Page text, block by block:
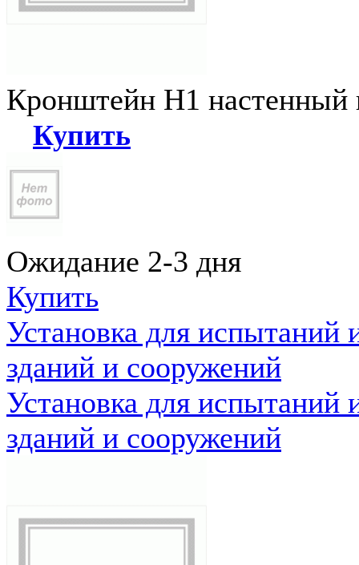
Кронштейн Н1
Купить
Ожидание 2-3 дня
Купить
Установка для испытаний
зданий и сооружений
Установка для испытаний
зданий и сооружений